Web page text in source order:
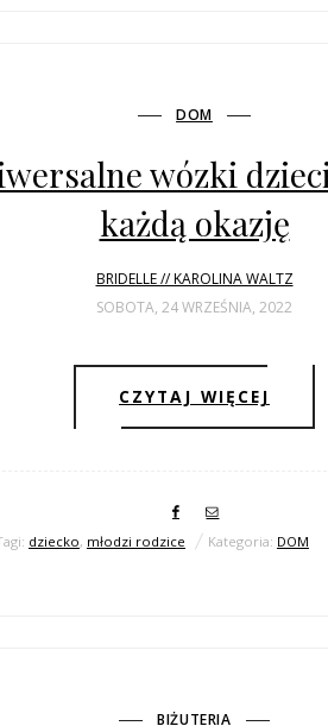
DOM
wózki
każdą okazję
BRIDELLE // KAROLINA WALTZ
SOBOTA, 24 WRZEŚNIA, 2022
CZYTAJ WIĘCEJ
dziecko, młodzi rodzice Kategoria: DOM
BIŻUTERIA